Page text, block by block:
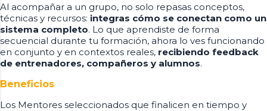
Al acompañar a un grupo, no solo repasas conceptos,
técnicas y recursos: integras cómo se conectan como un
sistema completo. Lo que aprendiste de forma
secuencial durante tu formación, ahora lo ves funcionando
en conjunto y en contextos reales, recibiendo feedback
de entrenadores, compañeros y alumnos.
Beneficios
Los Mentores seleccionados que finalicen en tiempo y